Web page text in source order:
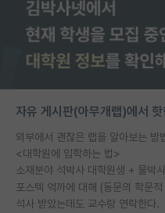
자유 게시판(아무개랩)에서
외부에서 괜찮은 랩을 알아보는 방
<대학원에 입학하는 법>
소재분야 석박사 대학원생 + 물박
석사 받았는데도 교수랑 연락한다.